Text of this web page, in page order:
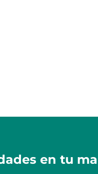
en tu